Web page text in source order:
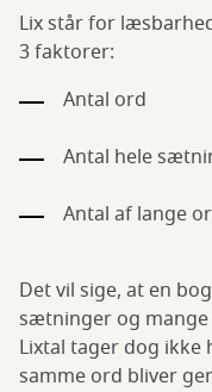
Lix står for
3 faktorer:
Antal ord
Antal hele
Antal af lange
Det vil sige, at en
sætninger og mange
Lixtal tager dog ikke
samme ord bliver